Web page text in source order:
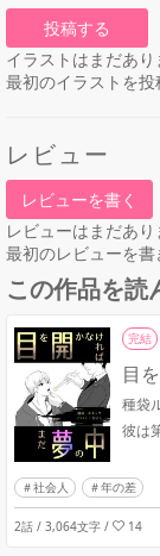
投稿する
イラストはまだあり
最初のイラストを投
レビュー
レビューを書く
レビューはまだあり
最初のレビューを書
この作品を読
完結
目
種袋
彼は
社会人 年の差
2話 / 3,064文字 / 14